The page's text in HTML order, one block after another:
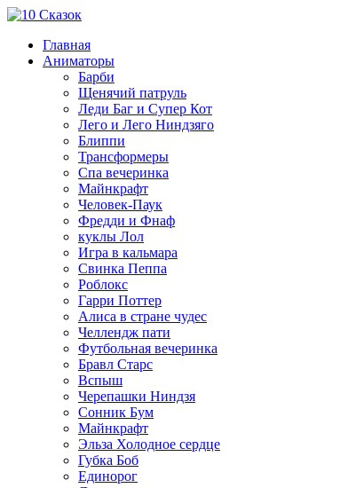
Главная
Аниматоры
Барби
Щенячий патруль
Леди Баг и Супер Кот
Лего и Лего Ниндзяго
Блиппи
Трансформеры
Спа вечеринка
Майнкрафт
Человек-Паук
Фредди и Фнаф
куклы Лол
Игра в кальмара
Свинка Пеппа
Роблокс
Гарри Поттер
Алиса в стране чудес
Челлендж пати
Футбольная вечеринка
Бравл Старс
Вспыш
Черепашки Ниндзя
Сонник Бум
Майнкрафт
Эльза Холодное сердце
Губка Боб
Единорог